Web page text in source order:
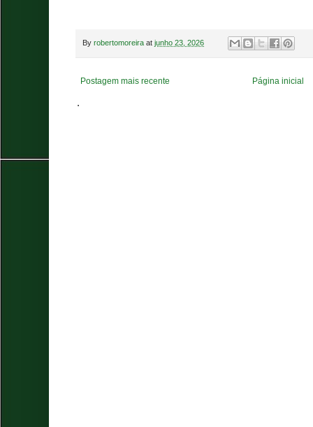
By robertomoreira at junho 23, 2026
Postagem mais recente Página inicial
.